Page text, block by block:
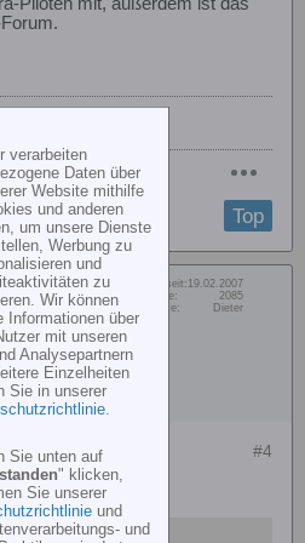
Piloten mit, außerdem ist das
von langweilig
Top
Dabei seit: 19.02.2007
Beiträge:
2085
Vorname:
Dieter
#4
?
verarbeiten
Daten über
Website mithilfe
und anderen
um unsere Dienste
Werbung zu
und
zu
Wir können
Informationen über
mit unseren
Analysepartnern
Einzelheiten
Sie in unserer
.
Sie unten auf
" klicken,
Sie unserer
und
und